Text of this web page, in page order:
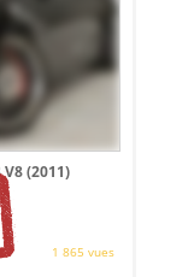
V8 (2011)
1 865 vues